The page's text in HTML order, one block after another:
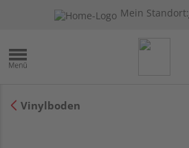
Mein Standort:
Vinylboden